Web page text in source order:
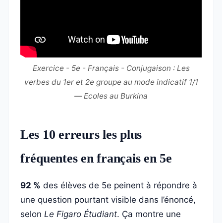
Exercice - 5e - Français - Conjugaison : Les
verbes du 1er et 2e groupe au mode indicatif 1/1
— Ecoles au Burkina
Les 10 erreurs les plus
fréquentes en français en 5e
92 % des élèves de 5e peinent à répondre à
une question pourtant visible dans l’énoncé,
selon Le Figaro Étudiant. Ça montre une